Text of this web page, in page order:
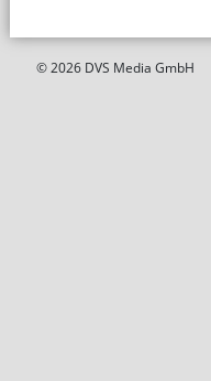
© 2026 DVS Media GmbH